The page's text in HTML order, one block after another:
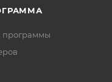
программы